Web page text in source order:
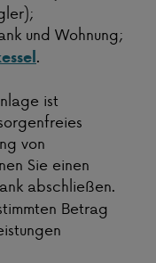
und Wohnung;
.
ist
von
Sie einen
abschließen.
Betrag